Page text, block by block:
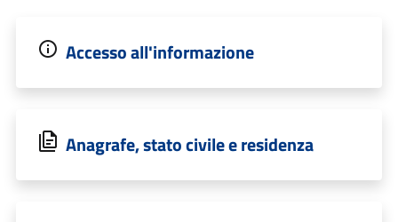
Accesso all'informazione
Anagrafe, stato civile e residenza